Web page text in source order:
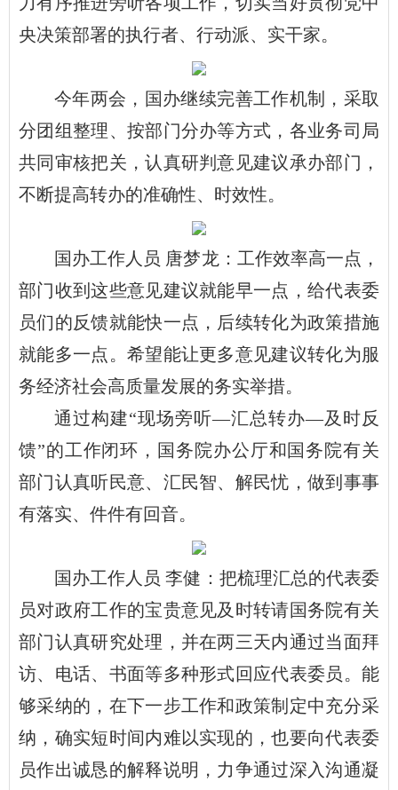
央决策部署的执行者、行动派、实干家。
今年两会，国办继续完善工作机制，采取
分团组整理、按部门分办等方式，各业务司局
共同审核把关，认真研判意见建议承办部门，
不断提高转办的准确性、时效性。
国办工作人员 唐梦龙：工作效率高一点，
部门收到这些意见建议就能早一点，给代表委
员们的反馈就能快一点，后续转化为政策措施
就能多一点。希望能让更多意见建议转化为服
务经济社会高质量发展的务实举措。
通过构建“现场旁听—汇总转办—及时反
馈”的工作闭环，国务院办公厅和国务院有关
部门认真听民意、汇民智、解民忧，做到事事
有落实、件件有回音。
国办工作人员 李健：把梳理汇总的代表委
员对政府工作的宝贵意见及时转请国务院有关
部门认真研究处理，并在两三天内通过当面拜
访、电话、书面等多种形式回应代表委员。能
够采纳的，在下一步工作和政策制定中充分采
纳，确实短时间内难以实现的，也要向代表委
员作出诚恳的解释说明，力争通过深入沟通凝